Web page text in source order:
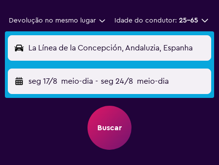
Devolução no mesmo lugar Idade do condutor: 25-65
La Línea de la Concepción, Andaluzia, Espanha
seg 17/8 meio-dia - seg 24/8 meio-dia
Buscar